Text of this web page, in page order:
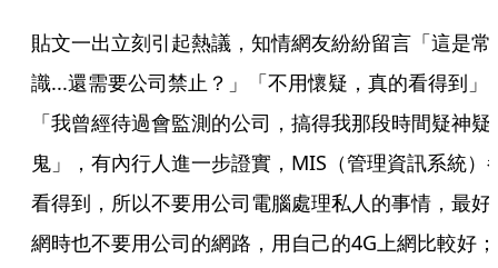
貼文一出立刻引起熱議，知情網友紛紛留言「這是常
識...還需要公司禁止？」「不用懷疑，真的看得到」
「我曾經待過會監測的公司，搞得我那段時間疑神疑
鬼」，有內行人進一步證實，MIS（管理資訊系統）
看得到，所以不要用公司電腦處理私人的事情，最好
網時也不要用公司的網路，用自己的4G上網比較好；